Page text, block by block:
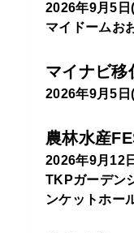
2026年9月5日
マイドームお
マイナビ移
2026年9月5日
農林水産
2026年9月12
TKPガーデン
ンケットホー